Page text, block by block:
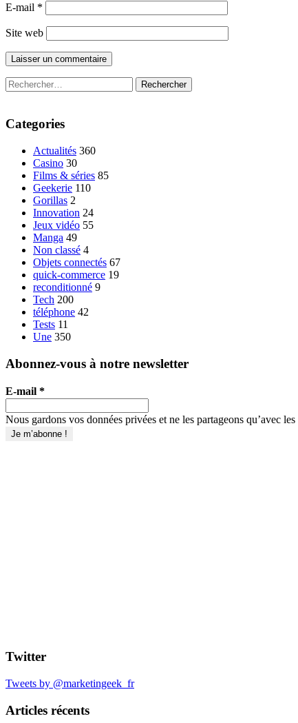
E-mail *
Site web
Rechercher :
Categories
Actualités 360
Casino 30
Films & séries 85
Geekerie 110
Gorillas 2
Innovation 24
Jeux vidéo 55
Manga 49
Non classé 4
Objets connectés 67
quick-commerce 19
reconditionné 9
Tech 200
téléphone 42
Tests 11
Une 350
Abonnez-vous à notre newsletter
E-mail *
Nous gardons vos données privées et ne les partageons qu’avec
Twitter
Tweets by @marketingeek_fr
Articles récents